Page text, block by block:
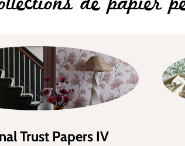
Trust Papers IV